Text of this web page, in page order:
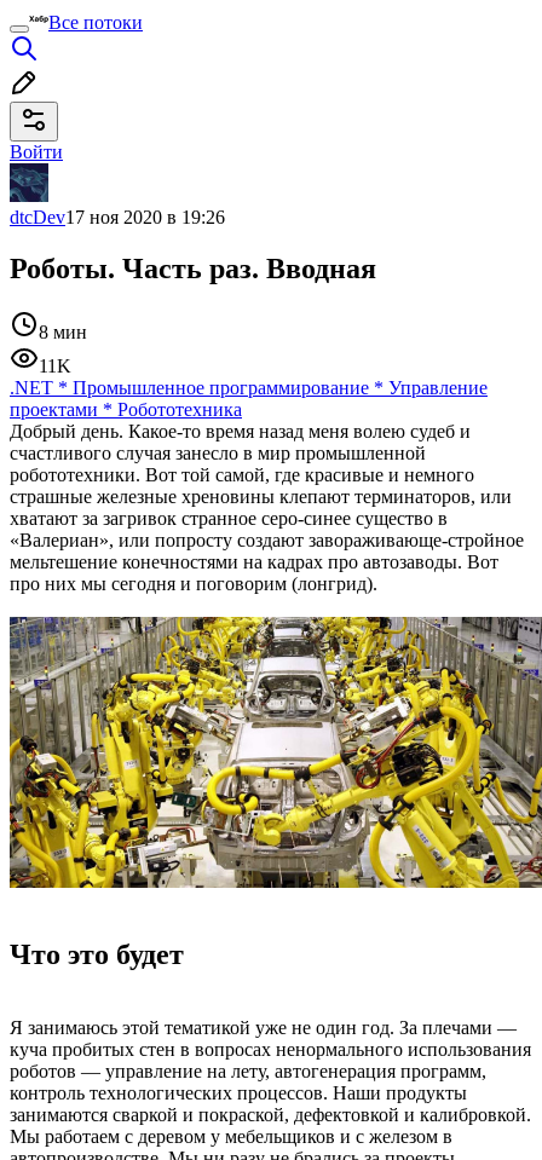
Все потоки
Войти
dtcDev17 ноя 2020 в 19:26
Роботы. Часть раз. Вводная
8 мин
11K
.NET * Промышленное программирование * Управление
проектами * Робототехника
Добрый день. Какое-то время назад меня волею судеб и
счастливого случая занесло в мир промышленной
робототехники. Вот той самой, где красивые и немного
страшные железные хреновины клепают терминаторов, или
хватают за загривок странное серо-синее существо в
«Валериан», или попросту создают завораживающе-стройное
мельтешение конечностями на кадрах про автозаводы. Вот
про них мы сегодня и поговорим (лонгрид).
Что это будет
Я занимаюсь этой тематикой уже не один год. За плечами —
куча пробитых стен в вопросах ненормального использования
роботов — управление на лету, автогенерация программ,
контроль технологических процессов. Наши продукты
занимаются сваркой и покраской, дефектовкой и калибровкой.
Мы работаем с деревом у мебельщиков и с железом в